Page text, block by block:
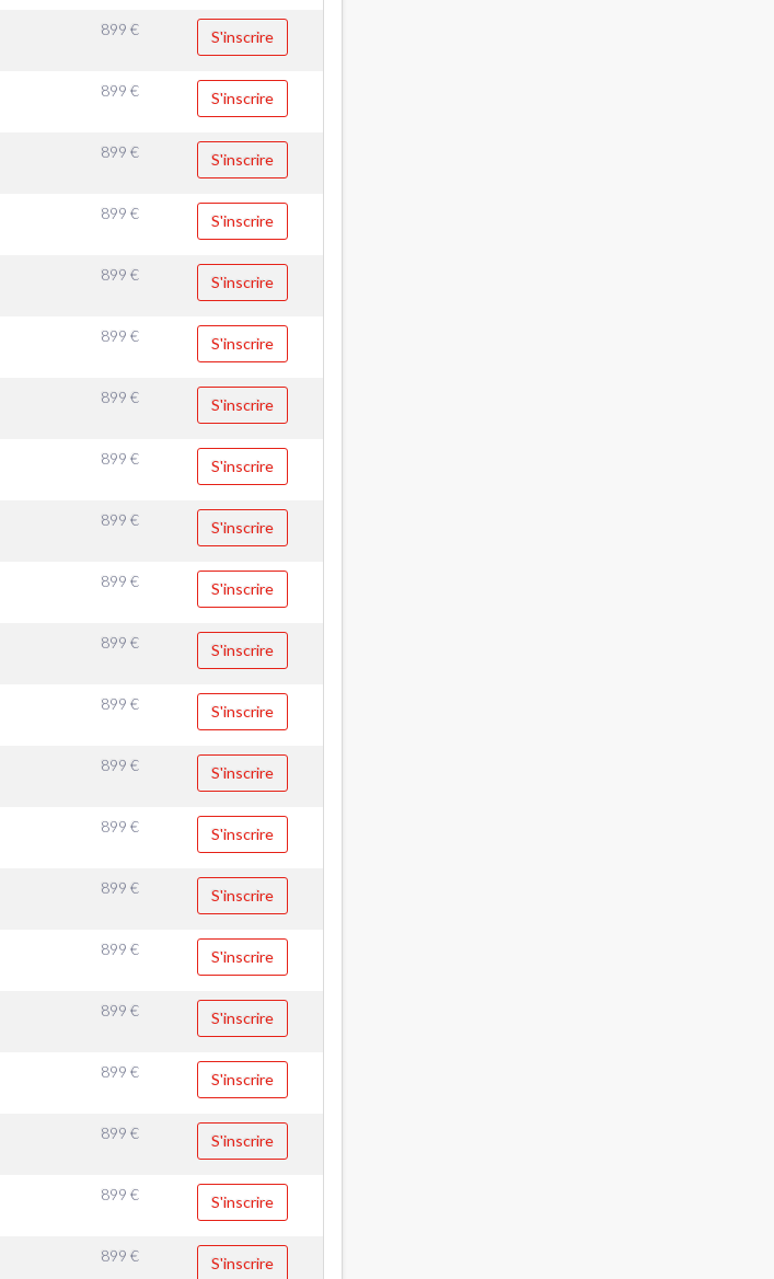
899 € S'inscrire
899 € S'inscrire
899 € S'inscrire
899 € S'inscrire
899 € S'inscrire
899 € S'inscrire
899 € S'inscrire
899 € S'inscrire
899 € S'inscrire
899 € S'inscrire
899 € S'inscrire
899 € S'inscrire
899 € S'inscrire
899 € S'inscrire
899 € S'inscrire
899 € S'inscrire
899 € S'inscrire
899 € S'inscrire
899 € S'inscrire
899 € S'inscrire
899 € S'inscrire